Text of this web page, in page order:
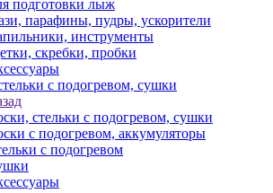
подготовки лыж
парафины, пудры, ускорители
инструменты
скребки, пробки
с подогревом, сушки
стельки с подогревом, сушки
с подогревом, аккумуляторы
с подогревом